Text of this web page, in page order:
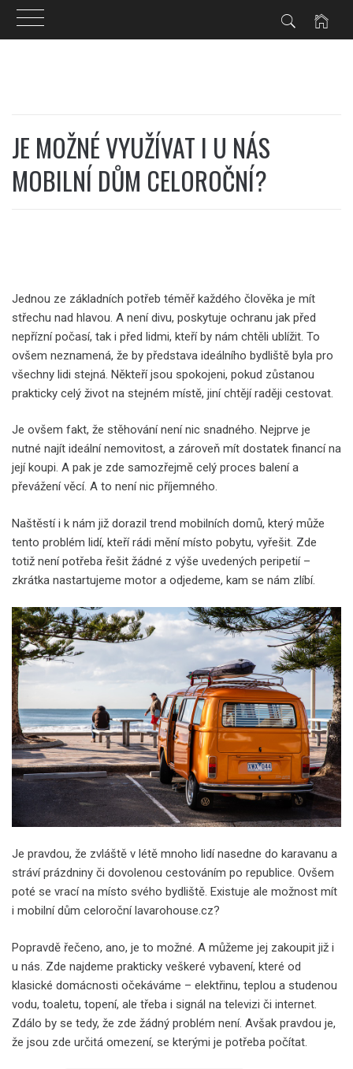
JE MOŽNÉ VYUŽÍVAT I U NÁS
MOBILNÍ DŮM CELOROČNÍ?
Jednou ze základních potřeb téměř každého člověka je mít
střechu nad hlavou. A není divu, poskytuje ochranu jak před
nepřízní počasí, tak i před lidmi, kteří by nám chtěli ublížit. To
ovšem neznamená, že by představa ideálního bydliště byla pro
všechny lidi stejná. Někteří jsou spokojeni, pokud zůstanou
prakticky celý život na stejném místě, jiní chtějí raději cestovat.
Je ovšem fakt, že stěhování není nic snadného. Nejprve je
nutné najít ideální nemovitost, a zároveň mít dostatek financí na
její koupi. A pak je zde samozřejmě celý proces balení a
převážení věcí. A to není nic příjemného.
Naštěstí i k nám již dorazil trend mobilních domů, který může
tento problém lidí, kteří rádi mění místo pobytu, vyřešit. Zde
totiž není potřeba řešit žádné z výše uvedených peripetií –
zkrátka nastartujeme motor a odjedeme, kam se nám zlíbí.
Je pravdou, že zvláště v létě mnoho lidí nasedne do karavanu a
stráví prázdniny či dovolenou cestováním po republice. Ovšem
poté se vrací na místo svého bydliště. Existuje ale možnost mít
i mobilní dům celoročnílavarohouse.cz?
Popravdě řečeno, ano, je to možné. A můžeme jej zakoupit již i
u nás. Zde najdeme prakticky veškeré vybavení, které od
klasické domácnosti očekáváme – elektřinu, teplou a studenou
vodu, toaletu, topení, ale třeba i signál na televizi či internet.
Zdálo by se tedy, že zde žádný problém není. Avšak pravdou je,
že jsou zde určitá omezení, se kterými je potřeba počítat.